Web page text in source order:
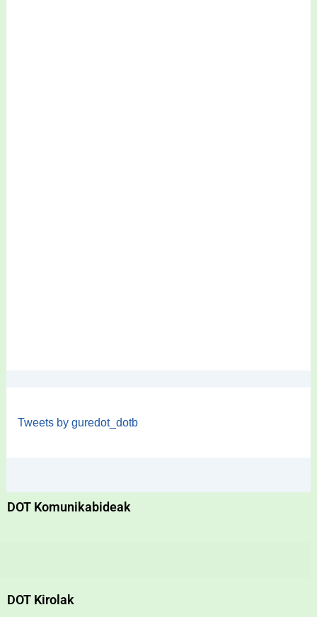
Tweets by guredot_dotb
DOT Komunikabideak
DOT Kirolak